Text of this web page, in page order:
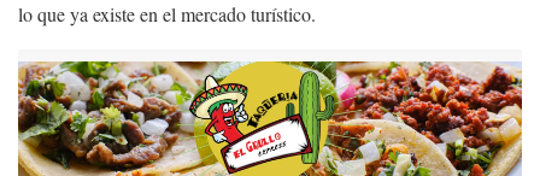
lo que ya existe en el mercado turístico.